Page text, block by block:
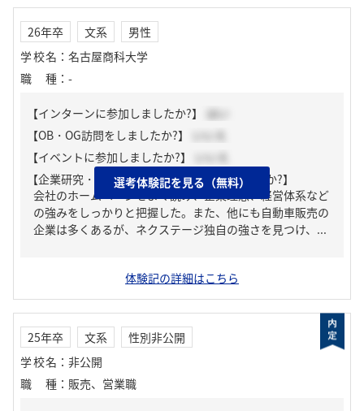
26年卒 文系
男性
学校名 ： 名古屋商科大学
職種 ： -
【インターンに参加しましたか?】
はい
【OB・OG訪問をしましたか?】
【イベントに参加しましたか?】
【企業研究・業界研究はどのように行いましたか?】
会社のホームページをよく読み、企業理念、経営体系など
の強みをしっかりと把握した。また、他にも自動車販売の
企業は多くあるが、ネクステージ独自の強さを見つけ、...
選考体験記を見る（無料）
体験記の詳細はこちら
25年卒 文系
性別非公開
学校名 ： 非公開
職種 ： 販売、営業職